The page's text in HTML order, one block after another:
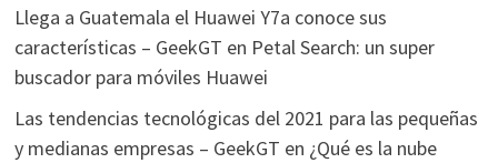
Llega a Guatemala el Huawei Y7a conoce sus
características – GeekGT en Petal Search: un super
buscador para móviles Huawei
Las tendencias tecnológicas del 2021 para las pequeñas
y medianas empresas – GeekGT en ¿Qué es la nube